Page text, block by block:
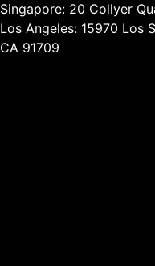
Singapore: 20 Collyer
Los Angeles: 15970 Los
CA 91709